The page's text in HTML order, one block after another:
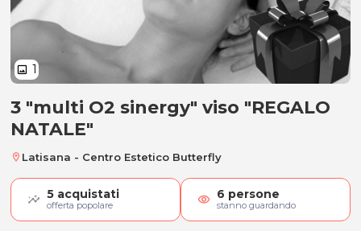
image 1
3 "multi O2 sinergy" viso "REGALO
3 "multi O2 sinergy" viso "REGALO
NATALE"
location_on Latisana - Centro Estetico Butterfly
5 acquistati
offerta popolare visibility 6 persone
stanno guardando